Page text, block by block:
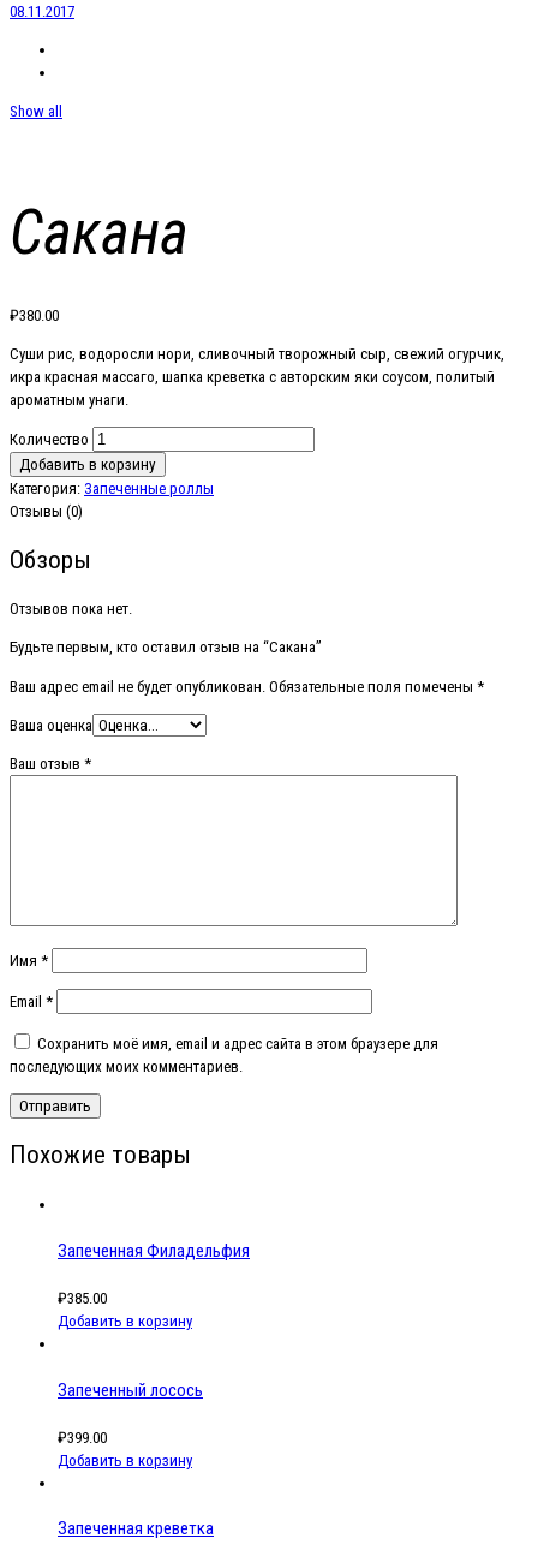
08.11.2017
Show all
Сакана
₽380.00
Суши рис, водоросли нори, сливочный творожный сыр, свежий огурчик,
икра красная массаго, шапка креветка с авторским яки соусом, политый
ароматным унаги.
Количество
Добавить в корзину
Категория: Запеченные роллы
Отзывы (0)
Обзоры
Отзывов пока нет.
Будьте первым, кто оставил отзыв на “Сакана”
Ваш адрес email не будет опубликован. Обязательные поля помечены *
Ваша оценка
Ваш отзыв *
Имя *
Email *
Сохранить моё имя, email и адрес сайта в этом браузере для
последующих моих комментариев.
Похожие товары
Запеченная Филадельфия
₽385.00
Добавить в корзину
Запеченный лосось
₽399.00
Добавить в корзину
Запеченная креветка